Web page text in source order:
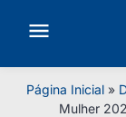
Página Inicial »
Mulher